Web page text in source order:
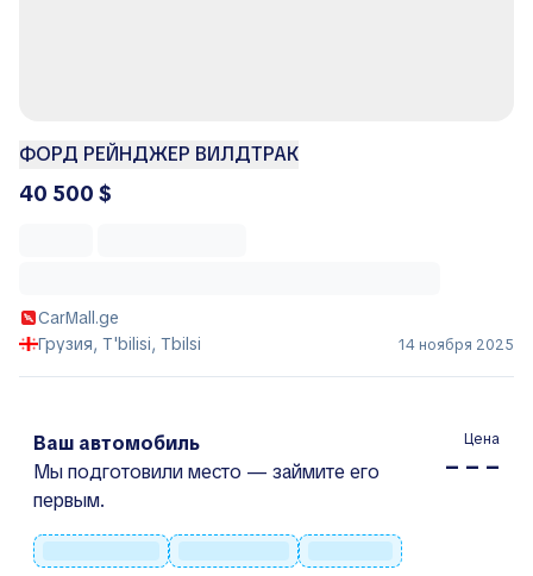
ФОРД РЕЙНДЖЕР ВИЛДТРАК
40 500 $
CarMall.ge
Грузия, T'bilisi, Tbilsi
14 ноября 2025
Ваш автомобиль
Мы подготовили место — займите его
первым.
Цена
– – –